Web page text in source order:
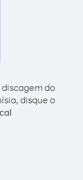
do
disque o